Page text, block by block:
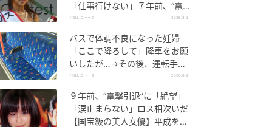
「仕事行けない」７年前、“電撃
婚”にロス相次いだ【美人アナ】
TRILL ニュース 2026.8.9
バスで体調不良になった妊婦
「ここで降ろして」降車をお願
いしたが…→その後、運転手が
放った一言とは？
TRILL ニュース 2026.8.9
９年前、“電撃引退”に「絶望」
「涙止まらない」ロス相次いだ
【国宝級の美人女優】平成を風